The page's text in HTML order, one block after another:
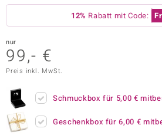
Paraíso
Collection
12% Rabatt mit Code:
nur
99,- €
Preis inkl. MwSt.
Schmuckbox für 5,00 €
Geschenkbox für6,00 €